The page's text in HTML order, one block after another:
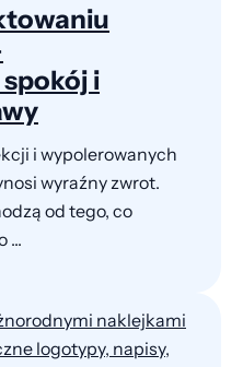
i
i wypolerowanych
wyraźny zwrot.
od tego, co
...